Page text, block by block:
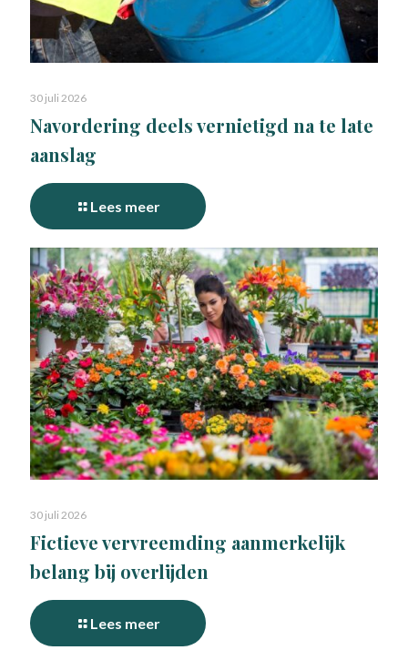
30 juli 2026
Navordering deels vernietigd na te late
aanslag
Lees meer
30 juli 2026
Fictieve vervreemding aanmerkelijk
belang bij overlijden
Lees meer